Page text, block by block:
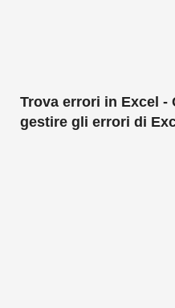
Trova errori in Excel -
gestire gli errori di